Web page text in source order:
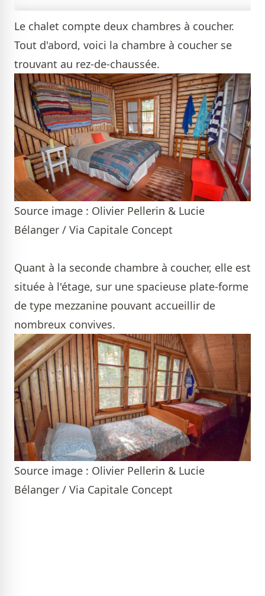
Le chalet compte deux chambres à coucher.
Tout d'abord, voici la chambre à coucher se
trouvant au rez-de-chaussée.
Source image : Olivier Pellerin & Lucie
Bélanger / Via Capitale Concept
Quant à la seconde chambre à coucher, elle est
située à l'étage, sur une spacieuse plate-forme
de type mezzanine pouvant accueillir de
nombreux convives.
Source image : Olivier Pellerin & Lucie
Bélanger / Via Capitale Concept